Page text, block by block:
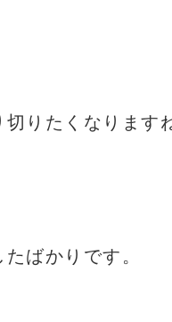
りたくなります
ばかりです。